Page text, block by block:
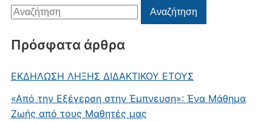
Αναζήτηση
για:
Αναζήτηση
Πρόσφατα άρθρα
ΕΚΔΗΛΩΣΗ ΛΗΞΗΣ ΔΙΔΑΚΤΙΚΟΥ ΕΤΟΥΣ
«Από την Εξέγερση στην Έμπνευση»: Ένα Μάθημα
Ζωής από τους Μαθητές μας